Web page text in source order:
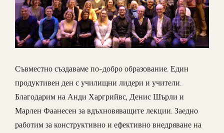
Съвместно създаваме по-добро образование. Един
продуктивен ден с училищни лидери и учители.
Благодарим на Анди Харгрийвс, Денис Шърли и
Марлен Фаанесен за вдъхновяващите лекции. Заедно
работим за конструктивно и ефективно внедряване на